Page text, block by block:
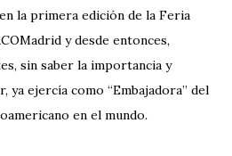
la primera edición de la Feria
y desde entonces,
sin saber la importancia y
ya ejercía como “Embajadora” del
en el mundo.